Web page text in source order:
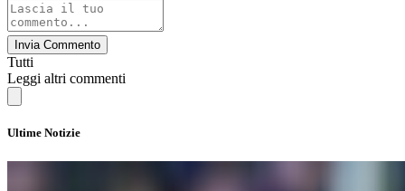
Invia Commento
Tutti
Leggi altri commenti
Ultime Notizie